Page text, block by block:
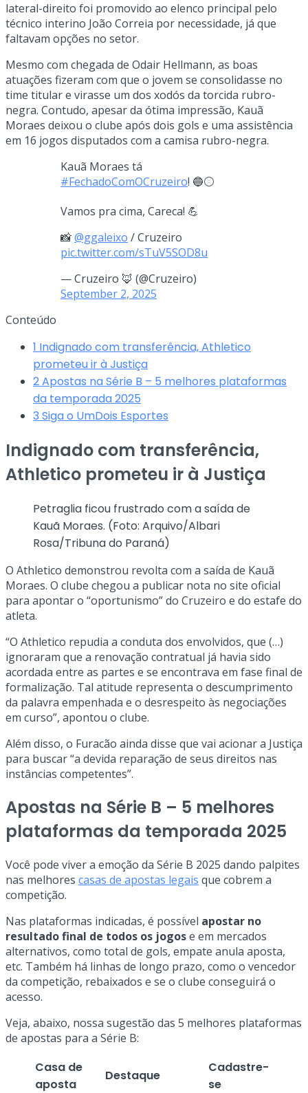
lateral-direito foi promovido ao elenco principal pelo
técnico interino João Correia por necessidade, já que
faltavam opções no setor.
Mesmo com chegada de Odair Hellmann, as boas
atuações fizeram com que o jovem se consolidasse no
time titular e virasse um dos xodós da torcida rubro-
negra. Contudo, apesar da ótima impressão, Kauã
Moraes deixou o clube após dois gols e uma assistência
em 16 jogos disputados com a camisa rubro-negra.
Kauã Moraes tá
#FechadoComOCruzeiro! 🔵⚪
Vamos pra cima, Careca! 💪
📸@ggaleixo / Cruzeiro
pic.twitter.com/sTuV5SOD8u
— Cruzeiro 🦊 (@Cruzeiro)
September 2, 2025
Conteúdo
1 Indignado com transferência, Athletico
prometeu ir à Justiça
2Apostas na Série B – 5 melhores plataformas
da temporada 2025
3 Siga o UmDois Esportes
Indignado com transferência,
Athletico prometeu ir à Justiça
Petraglia ficou frustrado com a saída de
Kauã Moraes. (Foto: Arquivo/Albari
Rosa/Tribuna do Paraná)
O Athletico demonstrou revolta com a saída de Kauã
Moraes. O clube chegou a publicar nota no site oficial
para apontar o “oportunismo” do Cruzeiro e do estafe do
atleta.
“O Athletico repudia a conduta dos envolvidos, que (…)
ignoraram que a renovação contratual já havia sido
acordada entre as partes e se encontrava em fase final de
formalização. Tal atitude representa o descumprimento
da palavra empenhada e o desrespeito às negociações
em curso”, apontou o clube.
Além disso, o Furacão ainda disse que vai acionar a Justiça
para buscar “a devida reparação de seus direitos nas
instâncias competentes”.
Apostas na Série B – 5 melhores
plataformas da temporada 2025
Você pode viver a emoção da Série B 2025 dando palpites
nas melhores casas de apostas legais que cobrem a
competição.
Nas plataformas indicadas, é possível apostar no
resultado final de todos os jogose em mercados
alternativos, como total de gols, empate anula aposta,
etc. Também há linhas de longo prazo, como o vencedor
da competição, rebaixados e se o clube conseguirá o
acesso.
Veja, abaixo, nossa sugestão das 5 melhores plataformas
de apostas para a Série B:
Casa de
aposta
Destaque
Cadastre-
se